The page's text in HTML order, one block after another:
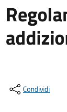
Condividi